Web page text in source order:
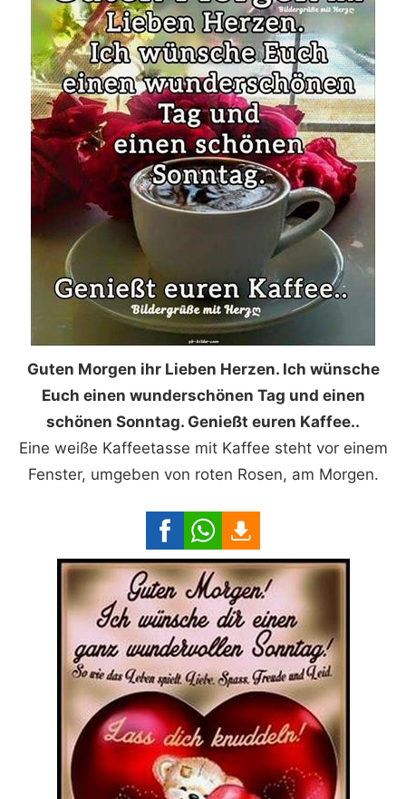
Guten Morgen ihr Lieben Herzen. Ich wünsche
Euch einen wunderschönen Tag und einen
schönen Sonntag. Genießt euren Kaffee..
Eine weiße Kaffeetasse mit Kaffee steht vor einem
Fenster, umgeben von roten Rosen, am Morgen.